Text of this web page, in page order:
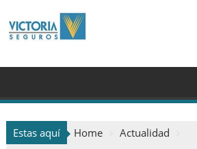
Estas aquí Home
Actualidad